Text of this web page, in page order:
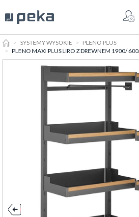
HOMESYSTEMY WYSOKIE
PLENO PLUS
PLENO MAXI PLUS LIRO Z DREWNEM 1900/